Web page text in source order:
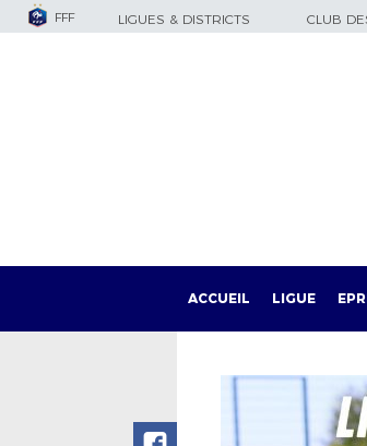
FFF LIGUES & DISTRICTS CLUB
ACCUEIL LIGUE